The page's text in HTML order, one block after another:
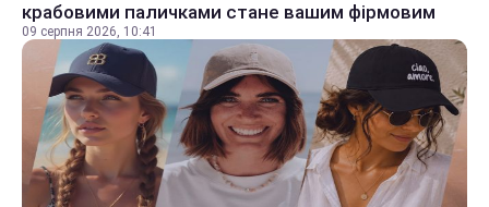
крабовими паличками стане вашим фірмовим
09 серпня 2026, 10:41